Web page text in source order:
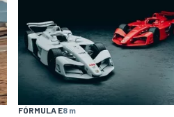
FÓRMULA E8 m